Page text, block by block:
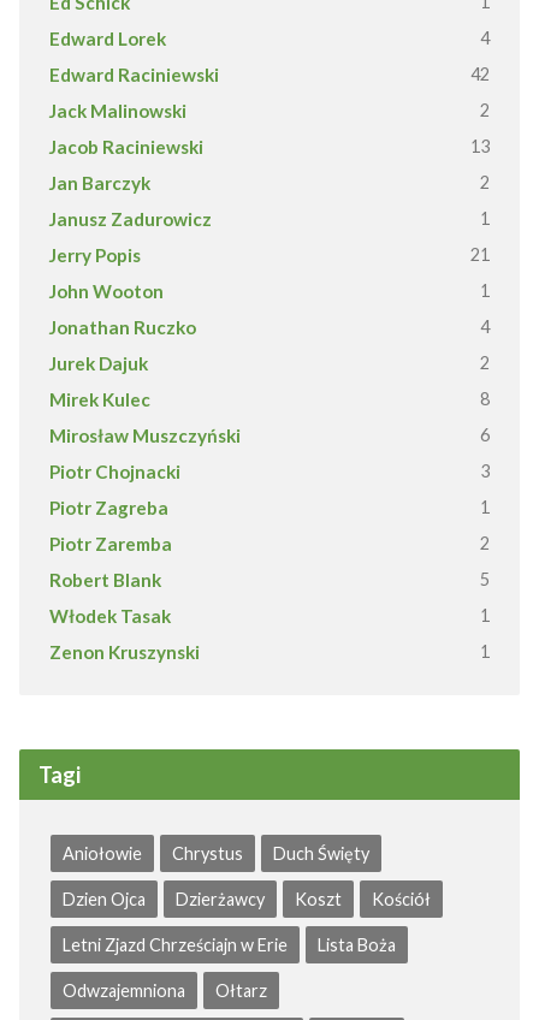
Edward Lorek 4
Edward Raciniewski 42
Jack Malinowski 2
Jacob Raciniewski 13
Jan Barczyk 2
Janusz Zadurowicz 1
Jerry Popis 21
John Wooton 1
Jonathan Ruczko 4
Jurek Dajuk 2
Mirek Kulec 8
Mirosław Muszczyński 6
Piotr Chojnacki 3
Piotr Zagreba 1
Piotr Zaremba 2
Robert Blank 5
Włodek Tasak 1
Zenon Kruszynski 1
Tagi
Aniołowie Chrystus Duch Święty
Dzien Ojca Dzierżawcy Koszt Kościół
Letni Zjazd Chrześciajn w Erie Lista Boża
Odwzajemniona Ołtarz